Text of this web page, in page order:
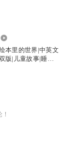
本里的世界|中英文
版|儿童故事|睡前